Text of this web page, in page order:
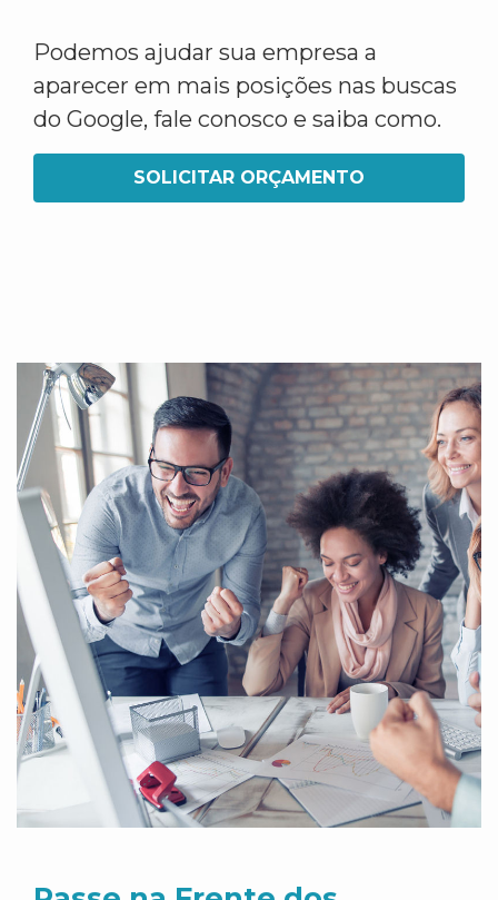
Podemos ajudar sua empresa a
aparecer em mais posições nas buscas
do Google, fale conosco e saiba como.
SOLICITAR ORÇAMENTO